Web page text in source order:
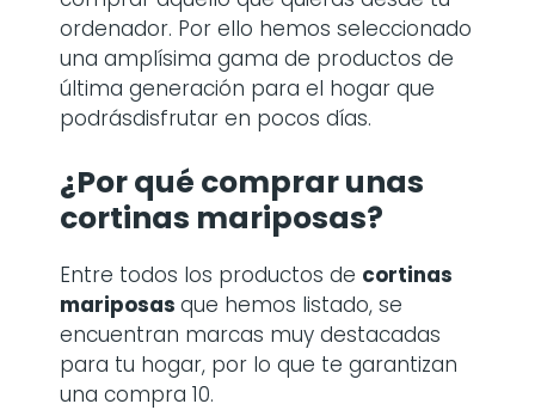
ordenador. Por ello hemos seleccionado
una amplísima gama de productos de
última generación para el hogar que
podrásdisfrutar en pocos días.
¿Por qué comprarunas
cortinas mariposas?
Entre todos los productos de cortinas
mariposas que hemos listado, se
encuentran marcas muy destacadas
para tu hogar, por lo que te garantizan
una compra 10.